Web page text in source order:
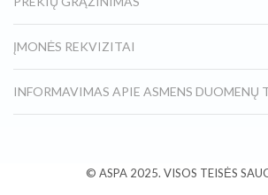
ĮMONĖS REKVIZITAI
INFORMAVIMAS APIE ASMENS DUOMENŲ
© ASPA 2025. VISOS TEISĖS